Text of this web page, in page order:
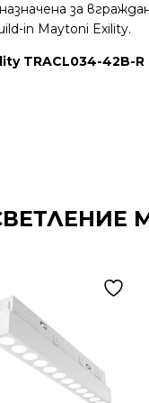
за
in Maytoni Exility.
42B-